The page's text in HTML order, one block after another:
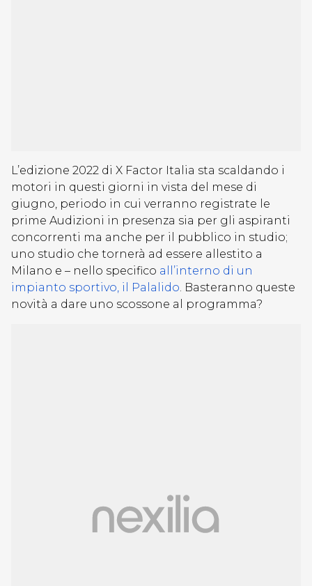
L’edizione 2022 di X Factor Italia sta scaldando i
motori in questi giorni in vista del mese di
giugno, periodo in cui verranno registrate le
prime Audizioni in presenza sia per gli aspiranti
concorrenti ma anche per il pubblico in studio;
uno studio che tornerà ad essere allestito a
Milano e – nello specifico all’interno di un
impianto sportivo, il Palalido. Basteranno queste
novità a dare uno scossone al programma?